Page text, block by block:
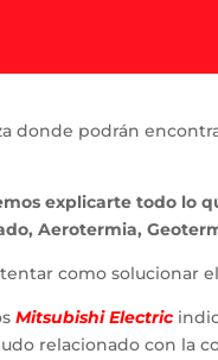
donde podrán
explicarte todo lo
Aerotermia,
como solucionar el
Mitsubishi Electric
relacionado con la